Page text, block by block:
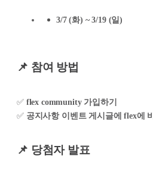
3/7 (화) ~ 3/19 (일)
📌 참여 방법
✅flex community 가입하기
✅ 공지사항 이벤트 게시글에 flex에
📌 당첨자 발표